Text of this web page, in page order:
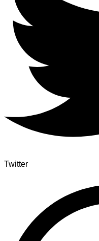
Twitter